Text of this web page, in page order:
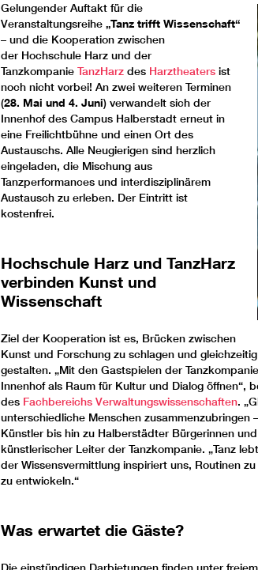
Gelungender Auftakt für die
Veranstaltungsreihe „Tanz trifft Wissenschaft“
– und die Kooperation zwischen
der Hochschule Harz und der
Tanzkompanie TanzHarz des Harztheaters ist
noch nicht vorbei! An zwei weiteren Terminen
(28. Mai und 4. Juni) verwandelt sich der
Innenhof des Campus Halberstadt erneut in
eine Freilichtbühne und einen Ort des
Austauschs. Alle Neugierigen sind herzlich
eingeladen, die Mischung aus
Tanzperformances und interdisziplinärem
Austausch zu erleben. Der Eintritt ist
kostenfrei.
Hochschule Harz und TanzHarz
verbinden Kunst und
Wissenschaft
Ziel der Kooperation ist es, Brücken zwischen
Kunst und Forschung zu schlagen und
gestalten. „Mit den Gastspielen der
Innenhof als Raum für Kultur und Dialog öffnen“,
des Fachbereichs Verwaltungswissenschaften.
unterschiedliche Menschen zusammenzubringen
Künstler bis hin zu Halberstädter Bürgerinnen
künstlerischer Leiter der Tanzkompanie. „Tanz
der Wissensvermittlung inspiriert uns, Routinen
zu entwickeln.“
Was erwartet die Gäste?